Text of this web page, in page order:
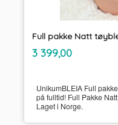
Full pakke Natt
Pris
3 399,00mva.
UnikumBLEIA Full
på fulltid! Full Pakke
Laget i Norge.